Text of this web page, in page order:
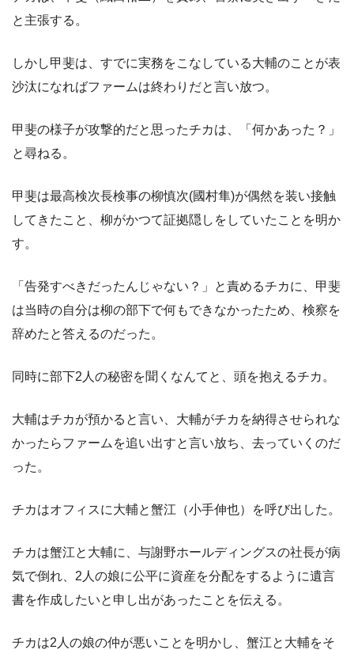
と主張する。
しかし甲斐は、すでに実務をこなしている大輔のことが表
沙汰になればファームは終わりだと言い放つ。
甲斐の様子が攻撃的だと思ったチカは、「何かあった？」
と尋ねる。
甲斐は最高検次長検事の柳慎次(國村隼)が偶然を装い接触
してきたこと、柳がかつて証拠隠しをしていたことを明か
す。
「告発すべきだったんじゃない？」と責めるチカに、甲斐
は当時の自分は柳の部下で何もできなかったため、検察を
辞めたと答えるのだった。
同時に部下2人の秘密を聞くなんてと、頭を抱えるチカ。
大輔はチカが預かると言い、大輔がチカを納得させられな
かったらファームを追い出すと言い放ち、去っていくのだ
った。
チカはオフィスに大輔と蟹江（小手伸也）を呼び出した。
チカは蟹江と大輔に、与謝野ホールディングスの社長が病
気で倒れ、2人の娘に公平に資産を分配をするように遺言
書を作成したいと申し出があったことを伝える。
チカは2人の娘の仲が悪いことを明かし、蟹江と大輔をそ